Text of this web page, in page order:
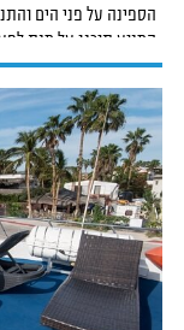
הספינה על פני הים
המנוע תוכנן על מנת